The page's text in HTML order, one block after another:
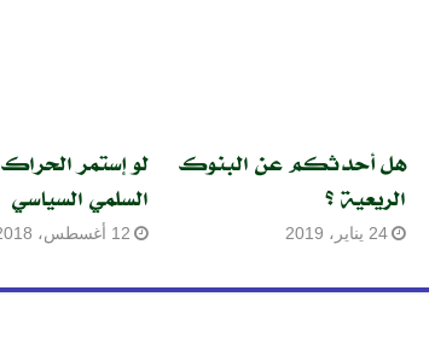
هل أحدثكم عن البنوك
الريعية ؟
24 يناير، 2019
لو إستمر الحراك
السلمي السياسي
12 أغسطس، 2018